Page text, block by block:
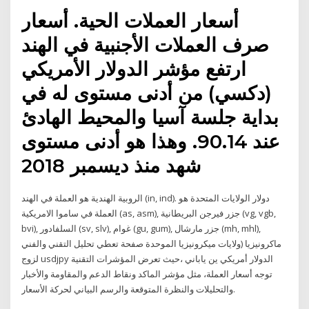
أسعار العملات الحية. أسعار
صرف العملات الأجنبية في الهند
ارتفع مؤشر الدولار الأمريكي
(دكسي) من أدنى مستوى له في
بداية جلسة آسيا والمحيط الهادئ
عند 90.14. وهذا هو أدنى مستوى
شهد منذ ديسمبر 2018
الروبية الهندية هو العملة في الهند (in, ind). دولار الولايات المتحدة هو
العملة في ساموا الامريكية (as, asm), جزر فيرجن البريطانية (vg, vgb,
bvi), السلفادور (sv, slv), غوام (gu, gum), جزر مارشال (mh, mhl),
ماكرونيزيا (ولايات ميكرونيزيا الموحدة صفحة تعطي تحليل التقني والفني
لزوج usdjpy الدولار أمريكي ين ياباني ،حيث تعرض المؤشرات التقنية
توجه أسعار العملة، مثل مؤشر الماكد ونقاط الدعم والمقاومة والأخبار
والتحليلات والنظرة المتوقعة والرسم البياني لحركة الأسعار.